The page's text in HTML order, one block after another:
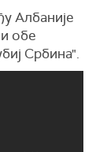
Албаније
обе
Србина".